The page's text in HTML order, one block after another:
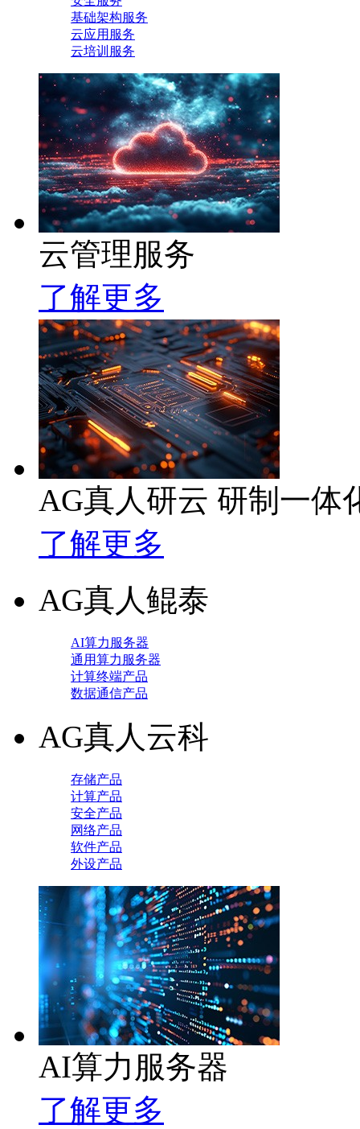
基础架构服务
云应用服务
云培训服务
云管理服务
了解更多
AG真人研云 研制一体
了解更多
AG真人鲲泰
AI算力服务器
通用算力服务器
计算终端产品
数据通信产品
AG真人云科
存储产品
计算产品
安全产品
网络产品
软件产品
外设产品
AI算力服务器
了解更多